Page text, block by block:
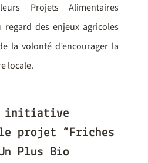
Projets Alimentaires
regard des enjeux agricoles
la volonté d’encourager la
locale.
initiative
projet “Friches
Plus Bio